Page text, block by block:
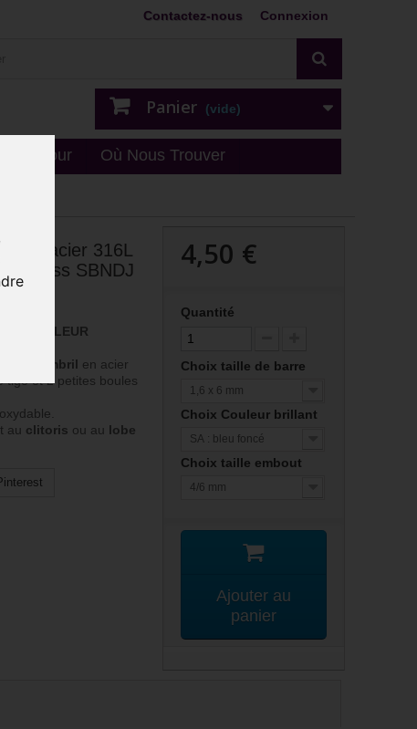
Connexion
Contactez-nous
Panier (vide)
- retour Où Nous Trouver
mm acier 316L
strass SBNDJ
ET COULEUR
nombril en acier
tige et 2 petites boules
au clitoris ou au lobe
4,50 €
Quantité
Choix taille de barre
1,6 x 6 mm
Choix Couleur brillant
SA : bleu foncé
Choix taille embout
4/6 mm
Ajouter au
panier